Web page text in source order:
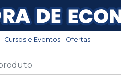
Cursos e Eventos Ofertas